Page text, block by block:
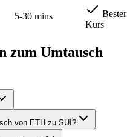
5-30 mins
Bester
Kurs
zum Umtausch
von ETH zu SUI?